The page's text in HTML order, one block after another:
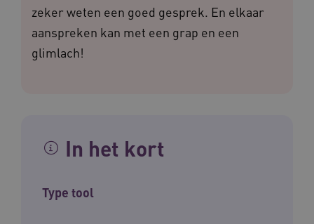
zeker weten een goed gesprek. En elkaar
aanspreken kan met een grap en een
glimlach!
In het kort
Type tool